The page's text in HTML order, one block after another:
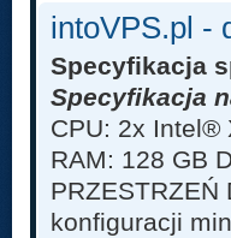
intoVPS.pl -
Specyfikacja
Specyfikacja
CPU: 2x Intel®
RAM: 128 GB
PRZESTRZEŃ
konfiguracji